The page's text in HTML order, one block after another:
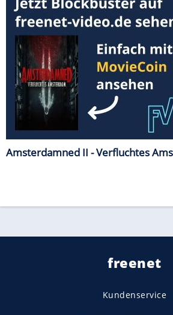
Amsterdamned II - Verfluchtes
freenet
Kundenservice